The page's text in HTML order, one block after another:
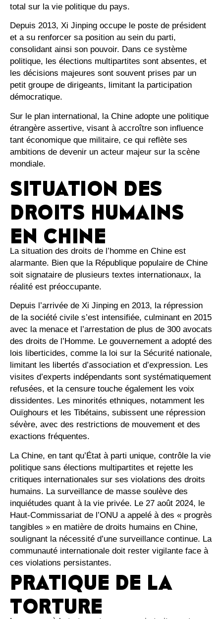
total sur la vie politique du pays.
Depuis 2013, Xi Jinping occupe le poste de président
et a su renforcer sa position au sein du parti,
consolidant ainsi son pouvoir. Dans ce système
politique, les élections multipartites sont absentes, et
les décisions majeures sont souvent prises par un
petit groupe de dirigeants, limitant la participation
démocratique.
Sur le plan international, la Chine adopte une politique
étrangère assertive, visant à accroître son influence
tant économique que militaire, ce qui reflète ses
ambitions de devenir un acteur majeur sur la scène
mondiale.
SITUATION DES
DROITS HUMAINS
EN CHINE
La situation des droits de l’homme en Chine est
alarmante. Bien que la République populaire de Chine
soit signataire de plusieurs textes internationaux, la
réalité est préoccupante.
Depuis l’arrivée de Xi Jinping en 2013, la répression
de la société civile s’est intensifiée, culminant en 2015
avec la menace et l’arrestation de plus de 300 avocats
des droits de l’Homme. Le gouvernement a adopté des
lois liberticides, comme la loi sur la Sécurité nationale,
limitant les libertés d’association et d’expression. Les
visites d’experts indépendants sont systématiquement
refusées, et la censure touche également les voix
dissidentes. Les minorités ethniques, notamment les
Ouïghours et les Tibétains, subissent une répression
sévère, avec des restrictions de mouvement et des
exactions fréquentes.
La Chine, en tant qu’État à parti unique, contrôle la vie
politique sans élections multipartites et rejette les
critiques internationales sur ses violations des droits
humains. La surveillance de masse soulève des
inquiétudes quant à la vie privée. Le 27 août 2024, le
Haut-Commissariat de l’ONU a appelé à des « progrès
tangibles » en matière de droits humains en Chine,
soulignant la nécessité d’une surveillance continue. La
communauté internationale doit rester vigilante face à
ces violations persistantes.
PRATIQUE DE LA
TORTURE